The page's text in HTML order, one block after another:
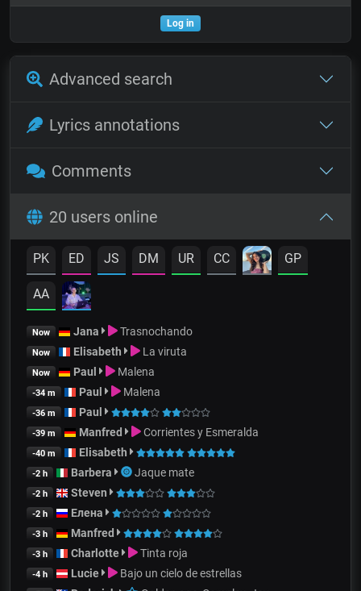
Log in
Advanced search
Lyrics annotations
Comments
20 users online
PK ED JS DM UR CC GP
AA
Now Jana Trasnochando
Now Elisabeth La viruta
Now Paul Malena
-34 m Paul Malena
-36 m Paul
-39 m Manfred Corrientes y Esmeralda
-40 m Elisabeth
-2 h Barbera Jaque mate
-2 h Steven
-2 h Елена
-3 h Manfred
-3 h Charlotte Tinta roja
-4 h Lucie Bajo un cielo de estrellas